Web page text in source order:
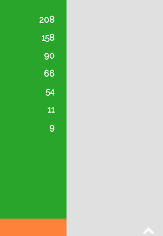
208
158
90
66
54
11
9